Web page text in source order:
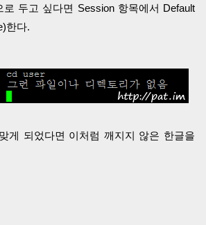
두고 싶다면 Session 항목에서 Default
한다.
게 되었다면 이처럼 깨지지 않은 한글을